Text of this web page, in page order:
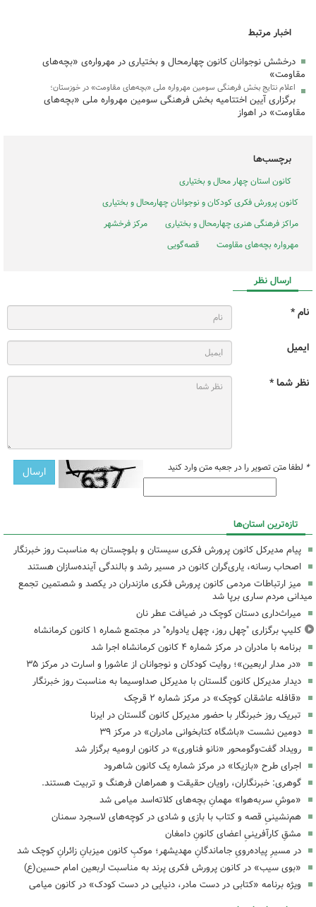
اخبار مرتبط
درخشش نوجوانان کانون چهارمحال و بختیاری در مهرواره‌ی «بچه‌های
مقاومت»
اعلام نتایج بخش فرهنگی سومین مهرواره ملی «بچه‌های مقاومت» در خوزستان؛
برگزاری آیین اختتامیه بخش فرهنگی سومین مهرواره ملی «بچه‌های
مقاومت» در اهواز
برچسب‌ها
کانون استان چهار محال و بختیاری
کانون پرورش فکری کودکان و نوجوانان چهارمحال و بختیاری
مراکز فرهنگی هنری چهارمحال و بختیاری
مرکز فرخشهر
مهرواره بچه‌های مقاومت
قصه‌‌گویی
ارسال نظر
نام *
ایمیل
نظر شما *
* لطفا متن تصویر را در جعبه متن وارد کنید
تازه‌ترین استان‌ها
پیام مدیرکل کانون پرورش فکری سیستان و بلوچستان به مناسبت روز خبرنگار
اصحاب رسانه، یاری‌گران کانون در مسیر رشد و بالندگی آینده‌سازان هستند
میز ارتباطات مردمی کانون پرورش فکری مازندران در یکصد و شصتمین تجمع
میدانی مردم ساری برپا شد
میراث‌داری دستان کوچک در ضیافت عطر نان
کلیپ برگزاری "چهل روز، چهل یادواره" در مجتمع شماره ۱ کانون کرمانشاه
برنامه با مادران در مرکز شماره ۴ کانون کرمانشاه اجرا شد
«در مدار اربعین»؛ روایت کودکان و نوجوانان از عاشورا و اسارت در مرکز ۳۵
دیدار مدیرکل کانون گلستان با مدیرکل صداوسیما به مناسبت روز خبرنگار
«قافله عاشقان کوچک» در مرکز شماره ۲ قرچک
تبریک روز خبرنگار با حضور مدیرکل کانون گلستان در ایرنا
دومین نشست «باشگاه کتابخوانی مادران» در مرکز ۳۹
رویداد گفت‌وگومحور «نانو فناوری» در کانون ارومیه برگزار شد
اجرای طرح «بازیکا» در مرکز شماره یک کانون شاهرود
گوهری: خبرنگاران، راویان حقیقت و همراهان فرهنگ و تربیت هستند.
«موشِ سربه‌هوا» مهمانِ بچه‌های کلاته‌اسد میامی شد
هم‌نشینیِ قصه و کتاب با بازی و شادی در کوچه‌های لاسجرد سمنان
مشقِ کارآفرینیِ اعضای کانونِ دامغان
در مسیرِ پیاده‌رویِ جاماندگانِ مهدیشهر؛ موکبِ کانون میزبانِ زائرانِ کوچک شد
«بوی سیب» در کانون پرورش فکری پرند به مناسبت اربعین امام حسین(ع)
ویژه برنامه «کتابی در دست مادر، دنیایی در دست کودک» در کانون میامی